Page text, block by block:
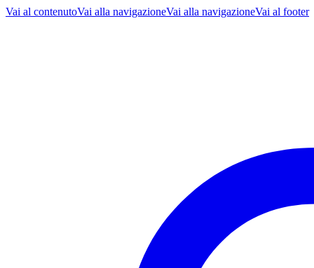
Vai al contenutoVai alla navigazioneVai alla navigazioneVai al footer